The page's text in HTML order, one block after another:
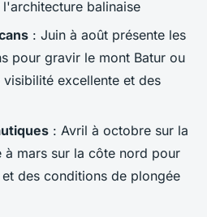
balinaise
: Juin à août présente les
pour gravir le mont Batur ou
visibilité excellente et des
: Avril à octobre sur la
mars sur la côte nord pour
des conditions de plongée